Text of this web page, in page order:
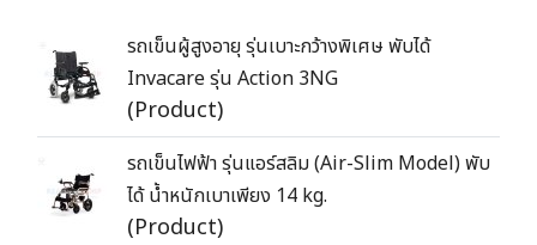
รถเข็นผู้สูงอายุ รุ่นเบาะกว้างพิเศษ พับได้
Invacare รุ่น Action 3NG
(Product)
รถเข็นไฟฟ้า รุ่นแอร์สลิม (Air-Slim Model) พับ
ได้ น้ำหนักเบาเพียง 14 kg.
(Product)